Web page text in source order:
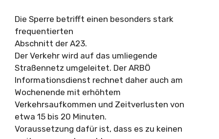
Die Sperre betrifft einen besonders stark
frequentierten
Abschnitt der A23.
Der Verkehr wird auf das umliegende
Straßennetz umgeleitet. Der ARBÖ
Informationsdienst rechnet daher auch am
Wochenende mit erhöhtem
Verkehrsaufkommen und Zeitverlusten von
etwa 15 bis 20 Minuten.
Voraussetzung dafür ist, dass es zu keinen